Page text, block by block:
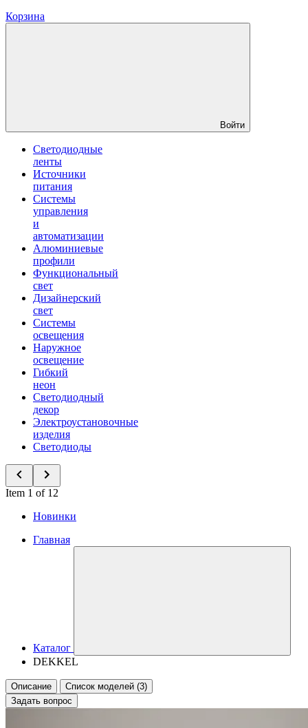
Корзина
Войти
Светодиодные
ленты
Источники
питания
Системы
управления
и
автоматизации
Алюминиевые
профили
Функциональный
свет
Дизайнерский
свет
Системы
освещения
Наружное
освещение
Гибкий
неон
Светодиодный
декор
Электроустановочные
изделия
Светодиоды
Item 1 of 12
Новинки
Главная
Каталог
DEKKEL
Описание
Список моделей (3)
Задать вопрос